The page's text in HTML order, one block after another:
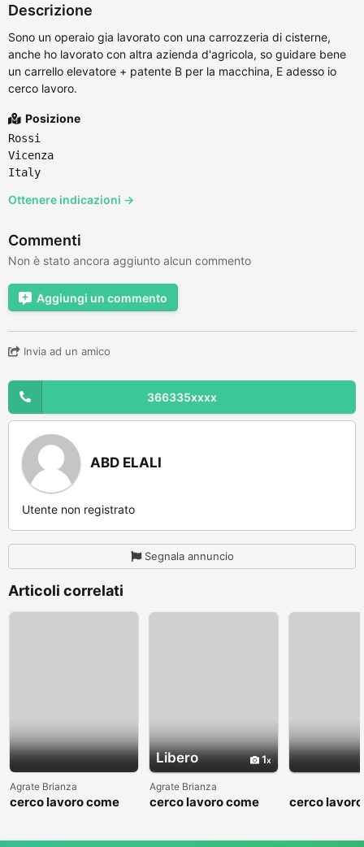
Descrizione
Sono un operaio gia lavorato con una carrozzeria di cisterne,
anche ho lavorato con altra azienda d'agricola, so guidare bene
un carrello elevatore + patente B per la macchina, E adesso io
cerco lavoro.
Posizione
Rossi
Vicenza
Italy
Ottenere indicazioni →
Commenti
Non è stato ancora aggiunto alcun commento
Aggiungi un commento
Invia ad un amico
366335xxxx
ABD ELALI
Utente non registrato
Segnala annuncio
Articoli correlati
Agrate Brianza
cerco lavoro come
Libero 1
Agrate Brianza
cerco lavoro come
cerco